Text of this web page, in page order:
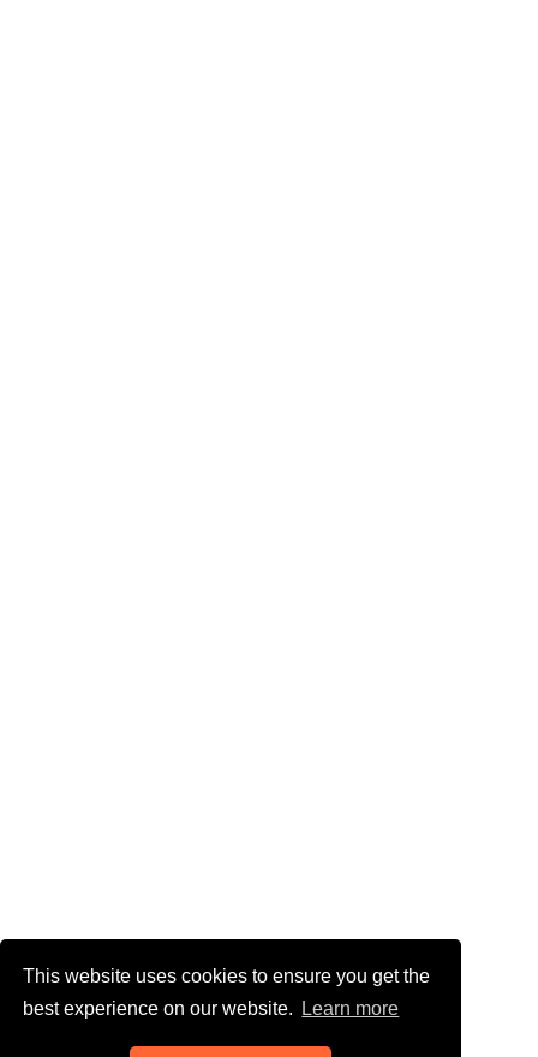
This website uses cookies to ensure you get the
best experience on our website.
Learn more